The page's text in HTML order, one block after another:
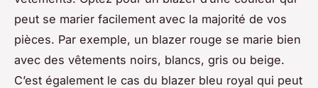
peut se marier facilement avec la majorité de vos
pièces. Par exemple, un blazer rouge se marie bien
avec des vêtements noirs, blancs, gris ou beige.
C’est également le cas du blazer bleu royal qui peut